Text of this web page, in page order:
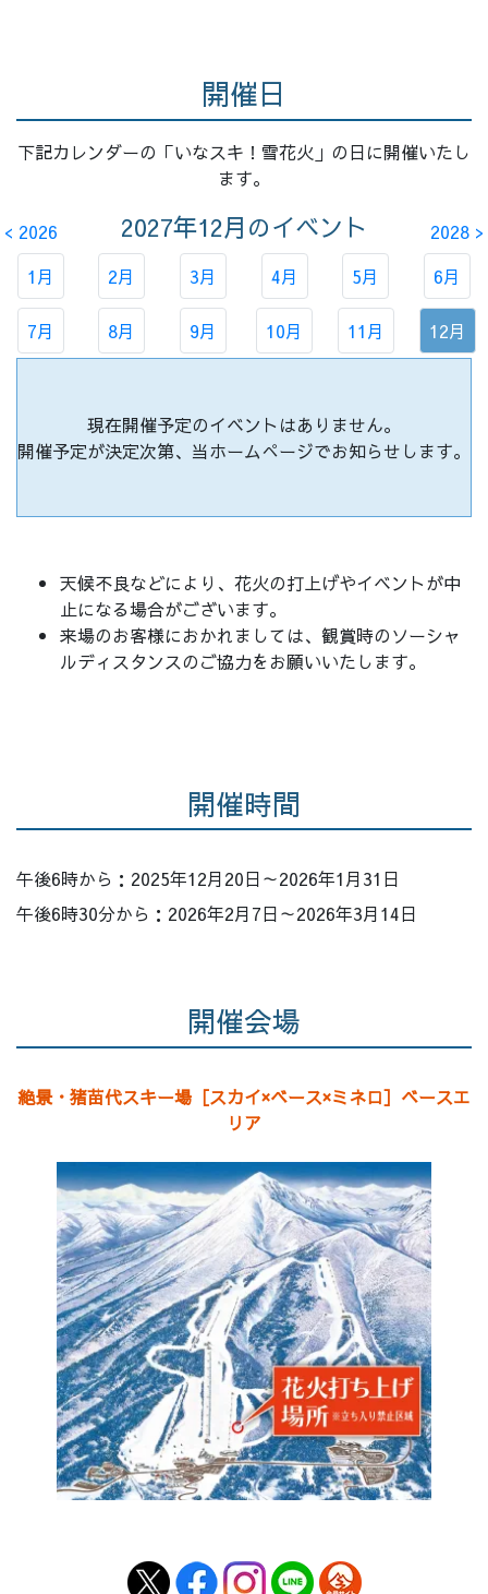
開催日
下記カレンダーの「いなスキ！雪花火」の日に開催いたし
ます。
< 2026 2027年12月のイベント
2028 >
1月
2月 3月 4月 5月 6月
7月 8月 9月 10月 11月 12月
現在開催予定のイベントはありません。
開催予定が決定次第、当ホームぺージでお知らせします。
天候不良などにより、花火の打上げやイベントが中
止になる場合がございます。
来場のお客様におかれましては、観賞時のソーシャ
ルディスタンスのご協力をお願いいたします。
開催時間
午後6時から：2025年12月20日～2026年1月31日
午後6時30分から：2026年2月7日～2026年3月14日
開催会場
絶景・猪苗代スキー場［スカイ×ベース×ミネロ］ベースエ
リア